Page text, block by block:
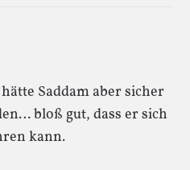
Saddam aber sicher
bloß gut, dass er sich
kann.